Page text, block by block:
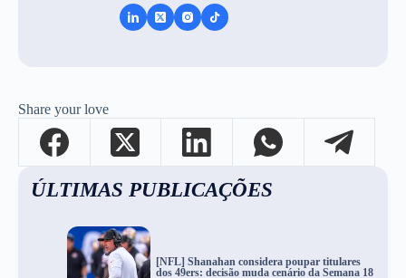
Share your love
ÚLTIMAS PUBLICAÇÕES
[NFL] Shanahan considera poupar titulares
dos 49ers: decisão muda cenário da Semana 18